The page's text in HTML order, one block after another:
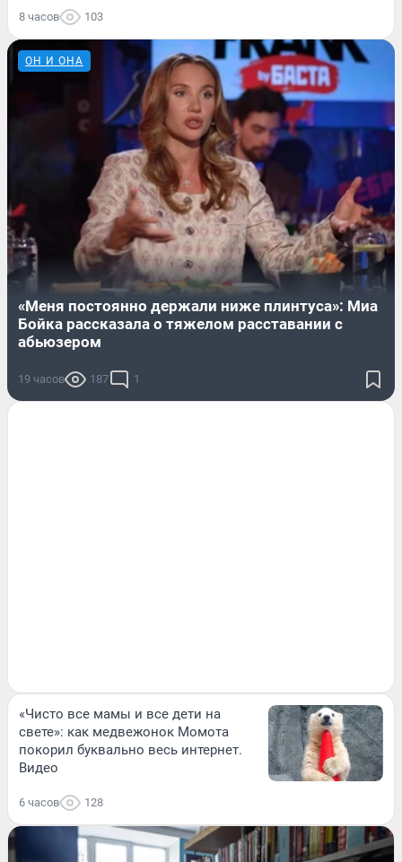
8 часов 103
ОН И ОНА
«Меня постоянно держали ниже плинтуса»: Миа
Бойка рассказала о тяжелом расставании с
абьюзером
19 часов 187 1
«Чисто все мамы и все дети на
свете»: как медвежонок Момота
покорил буквально весь интернет.
Видео
6 часов 128